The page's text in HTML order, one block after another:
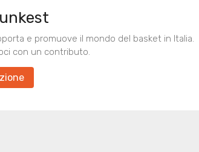
e promuove il mondo del basket in Italia.
con un contributo.